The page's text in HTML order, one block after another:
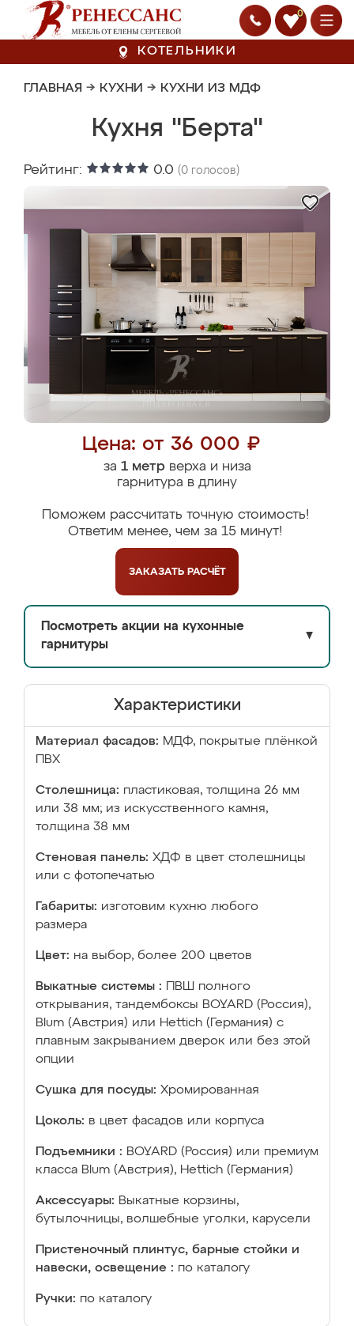
0
КОТЕЛЬНИКИ
ГЛАВНАЯ → КУХНИ → КУХНИ ИЗ МДФ
Кухня "Берта"
Рейтинг: 0.0 (0 голосов)
Цена: от 36 000 ₽
за 1 метрверха и низа
гарнитура в длину
Поможем рассчитать точную стоимость!
Ответим менее, чем за 15 минут!
ЗАКАЗАТЬ РАСЧЁТ
Посмотреть акции на кухонные
гарнитуры
▼
Характеристики
Материал фасадов: МДФ, покрытые плёнкой
ПВХ
Столешница: пластиковая, толщина 26 мм
или 38 мм; из искусственного камня,
толщина 38 мм
Стеновая панель: ХДФ в цвет столешницы
или с фотопечатью
Габариты: изготовим кухню любого
размера
Цвет: на выбор, более 200 цветов
Выкатные системы :
ПВШ полного
открывания, тандембоксы BOYARD (Россия),
Blum (Австрия) или Hettich (Германия) с
плавным закрыванием дверок или без этой
опции
Сушка для посуды: Хромированная
Цоколь: в цвет фасадов или корпуса
Подъемники : BOYARD (Россия) или премиум
класса Blum (Австрия), Hettich (Германия)
Аксессуары: Выкатные корзины,
бутылочницы, волшебные уголки, карусели
Пристеночный плинтус, барные стойки и
навески, освещение : по каталогу
Ручки: по каталогу